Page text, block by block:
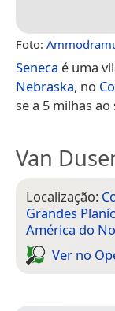
Foto:
Seneca é uma
Nebraska, no
se a 5 milhas
Van
Localização:
Grandes
América do
Ver no